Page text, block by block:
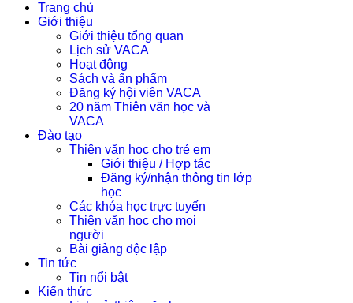
Trang chủ
Giới thiệu
Giới thiệu tổng quan
Lịch sử VACA
Hoạt động
Sách và ấn phẩm
Đăng ký hội viên VACA
20 năm Thiên văn học và
VACA
Đào tạo
Thiên văn học cho trẻ em
Giới thiệu / Hợp tác
Đăng ký/nhận thông tin lớp
học
Các khóa học trực tuyến
Thiên văn học cho mọi
người
Bài giảng độc lập
Tin tức
Tin nổi bật
Kiến thức